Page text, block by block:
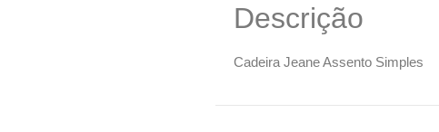
Descrição
Cadeira Jeane Assento Simples